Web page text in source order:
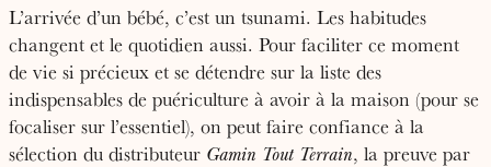
L’arrivée d’un bébé, c’est un tsunami. Les habitudes
changent et le quotidien aussi. Pour faciliter ce moment
de vie si précieux et se détendre sur la liste des
indispensables de puériculture à avoir à la maison (pour se
focaliser sur l’essentiel), on peut faire confiance à la
sélection du distributeur Gamin Tout Terrain, la preuve par